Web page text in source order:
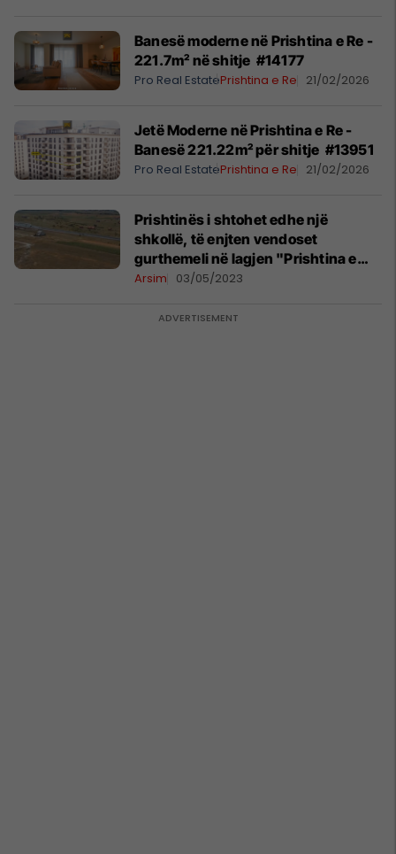
Banesë moderne në Prishtina e Re -
221.7m² në shitje #14177
Pro Real EstatePrishtina e Re 21/02/2026
Jetë Moderne në Prishtina e Re -
Banesë 221.22m² për shitje #13951
Pro Real EstatePrishtina e Re 21/02/2026
Prishtinës i shtohet edhe një
shkollë, të enjten vendoset
gurthemeli në lagjen "Prishtina e
Re"
Arsim 03/05/2023